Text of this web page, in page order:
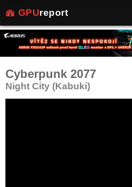
GPUreport
Cyberpunk 2077
Night City (Kabuki)